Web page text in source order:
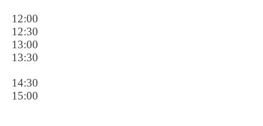
12:00
12:30
13:00
13:30
14:30
15:00